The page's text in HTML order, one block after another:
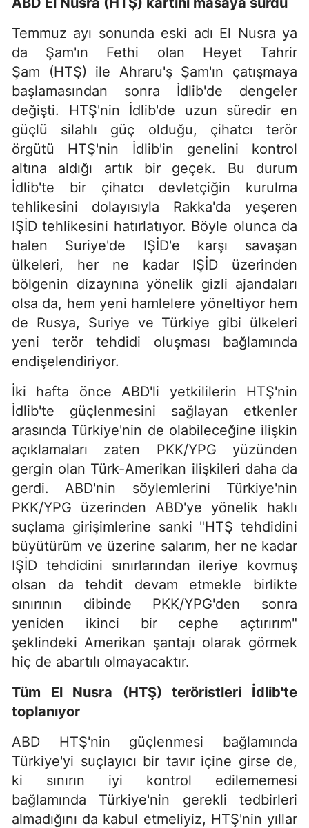
Temmuz ayı sonunda eski adı El Nusra ya
da Şam'ın Fethi olan Heyet Tahrir
Şam (HTŞ) ile Ahraru'ş Şam'ın çatışmaya
başlamasından sonra İdlib'de dengeler
değişti. HTŞ'nin İdlib'de uzun süredir en
güçlü silahlı güç olduğu, çihatcı terör
örgütü HTŞ'nin İdlib'in genelini kontrol
altına aldığı artık bir geçek. Bu durum
İdlib'te bir çihatcı devletçiğin kurulma
tehlikesini dolayısıyla Rakka'da yeşeren
IŞİD tehlikesini hatırlatıyor. Böyle olunca da
halen Suriye'de IŞİD'e karşı savaşan
ülkeleri, her ne kadar IŞİD üzerinden
bölgenin dizaynına yönelik gizli ajandaları
olsa da, hem yeni hamlelere yöneltiyor hem
de Rusya, Suriye ve Türkiye gibi ülkeleri
yeni terör tehdidi oluşması bağlamında
endişelendiriyor.
İki hafta önce ABD'li yetkililerin HTŞ'nin
İdlib'te güçlenmesini sağlayan etkenler
arasında Türkiye'nin de olabileceğine ilişkin
açıklamaları zaten PKK/YPG yüzünden
gergin olan Türk-Amerikan ilişkileri daha da
gerdi. ABD'nin söylemlerini Türkiye'nin
PKK/YPG üzerinden ABD'ye yönelik haklı
suçlama girişimlerine sanki "HTŞ tehdidini
büyütürüm ve üzerine salarım, her ne kadar
IŞİD tehdidini sınırlarından ileriye kovmuş
olsan da tehdit devam etmekle birlikte
sınırının dibinde PKK/YPG'den sonra
yeniden ikinci bir cephe açtırırım"
şeklindeki Amerikan şantajı olarak görmek
hiç de abartılı olmayacaktır.
Tüm El Nusra (HTŞ) teröristleri İdlib'te
toplanıyor
ABD HTŞ'nin güçlenmesi bağlamında
Türkiye'yi suçlayıcı bir tavır içine girse de,
ki sınırın iyi kontrol edilememesi
bağlamında Türkiye'nin gerekli tedbirleri
almadığını da kabul etmeliyiz, HTŞ'nin yıllar